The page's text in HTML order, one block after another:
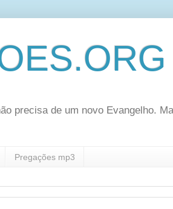
precisa de um novo Evangelho.
Pregações mp3